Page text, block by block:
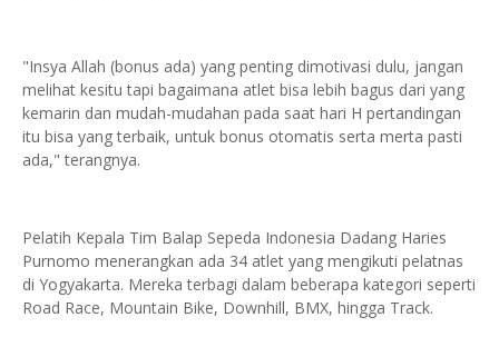
"Insya Allah (bonus ada) yang penting dimotivasi dulu, jangan
melihat kesitu tapi bagaimana atlet bisa lebih bagus dari yang
kemarin dan mudah-mudahan pada saat hari H pertandingan
itu bisa yang terbaik, untuk bonus otomatis serta merta pasti
ada," terangnya.
Pelatih Kepala Tim Balap Sepeda Indonesia Dadang Haries
Purnomo menerangkan ada 34 atlet yang mengikuti pelatnas
di Yogyakarta. Mereka terbagi dalam beberapa kategori seperti
Road Race, Mountain Bike, Downhill, BMX, hingga Track.